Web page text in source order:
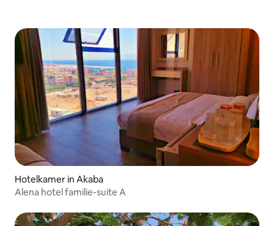
Hotelkamer in Akaba
Alena hotel familie-suite A